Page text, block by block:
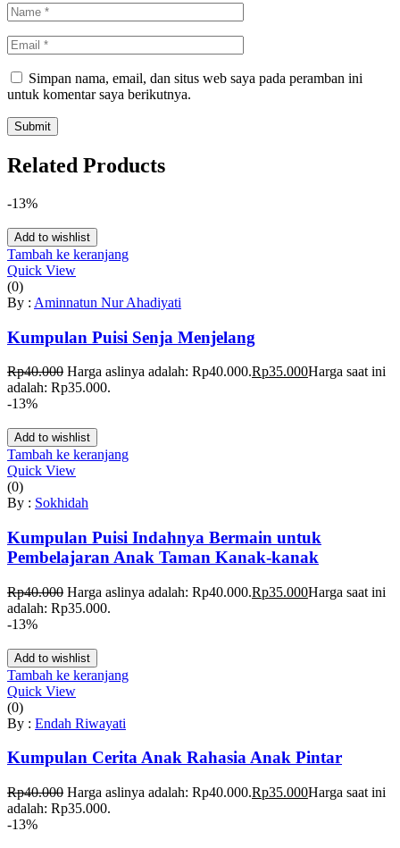
Simpan nama, email, dan situs web saya pada peramban ini
untuk komentar saya berikutnya.
Related Products
-13%
Add to wishlist
Tambah ke keranjang
Quick View
(0)
By : Aminnatun Nur Ahadiyati
Kumpulan Puisi Senja Menjelang
Rp40.000 Harga aslinya adalah: Rp40.000.Rp35.000Harga saat ini
adalah: Rp35.000.
-13%
Add to wishlist
Tambah ke keranjang
Quick View
(0)
By : Sokhidah
Kumpulan Puisi Indahnya Bermain untuk
Pembelajaran Anak Taman Kanak-kanak
Rp40.000 Harga aslinya adalah: Rp40.000.Rp35.000Harga saat ini
adalah: Rp35.000.
-13%
Add to wishlist
Tambah ke keranjang
Quick View
(0)
By : Endah Riwayati
Kumpulan Cerita Anak Rahasia Anak Pintar
Rp40.000 Harga aslinya adalah: Rp40.000.Rp35.000Harga saat ini
adalah: Rp35.000.
-13%